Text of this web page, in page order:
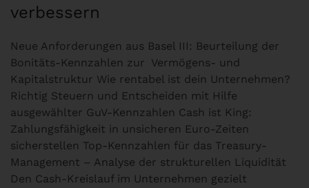
verbessern
Neue Anforderungen aus Basel III: Beurteilung der
Bonitäts-Kennzahlen zur Vermögens- und
Kapitalstruktur Wie rentabel ist dein Unternehmen?
Richtig Steuern und Entscheiden mit Hilfe
ausgewählter GuV-Kennzahlen Cash ist King:
Zahlungsfähigkeit in unsicheren Euro-Zeiten
sicherstellen Top-Kennzahlen für das Treasury-
Management – Analyse der strukturellen Liquidität
Den Cash-Kreislauf im Unternehmen gezielt